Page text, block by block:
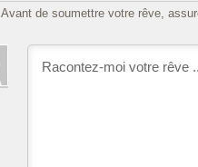
Avant de soumettre votre rêve,